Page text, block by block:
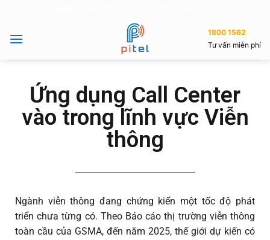
1800 1562
Tư vấn miễn phí
Ứng dụng Call Center
vào trong lĩnh vực Viễn
thông
Ngành viễn thông đang chứng kiến một tốc độ phát
triển chưa từng có. Theo Báo cáo thị trường viễn thông
toàn cầu của GSMA, đến năm 2025, thế giới dự kiến có